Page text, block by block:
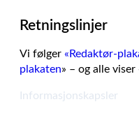
Retningslinjer
Vi følger «Redaktør-
plakaten» – og alle
Informasjonskapsler